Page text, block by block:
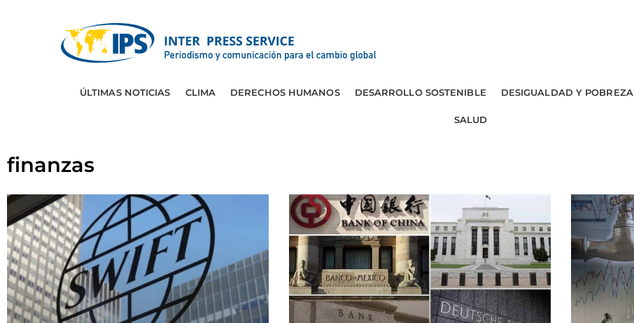
ÚLTIMAS NOTICIAS CLIMA DERECHOS HUMANOS DESARROLLO SOSTENIBLE DESIGUALDAD Y POBREZA
SALUD
finanzas